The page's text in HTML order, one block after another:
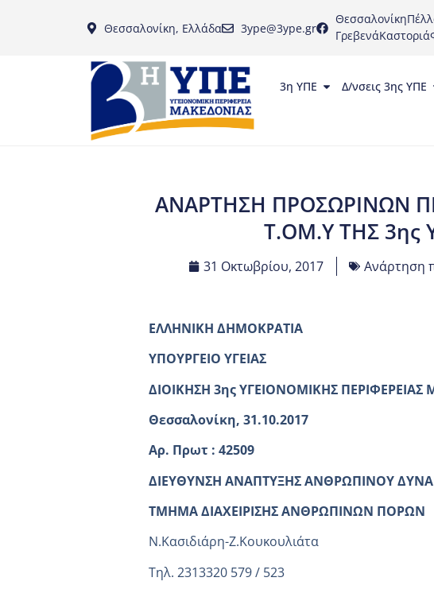
Θεσσαλονίκη, Ελλάδα 3ype@3ype.gr
Θεσσαλονίκη
ΓρεβενάΚαστοριά
3η ΥΠΕ Δ/νσεις 3ης ΥΠΕ
ΑΝΑΡΤΗΣΗ ΠΡΟΣΩΡΙΝΩΝ
Τ.ΟΜ.Υ ΤΗΣ 3ης
31 Οκτωβρίου, 2017 Ανάρτηση
ΕΛΛΗΝΙΚΗ ΔΗΜΟΚΡΑΤΙΑ
ΥΠΟΥΡΓΕΙΟ ΥΓΕΙΑΣ
ΔΙΟΙΚΗΣΗ 3ης ΥΓΕΙΟΝΟΜΙΚΗΣ ΠΕΡΙΦΕΡΕΙΑΣ
Θεσσαλονίκη, 31.10.2017
Αρ. Πρωτ : 42509
ΔΙΕΥΘΥΝΣΗ ΑΝΑΠΤΥΞΗΣ ΑΝΘΡΩΠΙΝΟΥ
ΤΜΗΜΑ ΔΙΑΧΕΙΡΙΣΗΣ ΑΝΘΡΩΠΙΝΩΝ ΠΟΡΩΝ
Ν.Κασιδιάρη-Ζ.Κουκουλιάτα
Τηλ. 2313320 579 / 523